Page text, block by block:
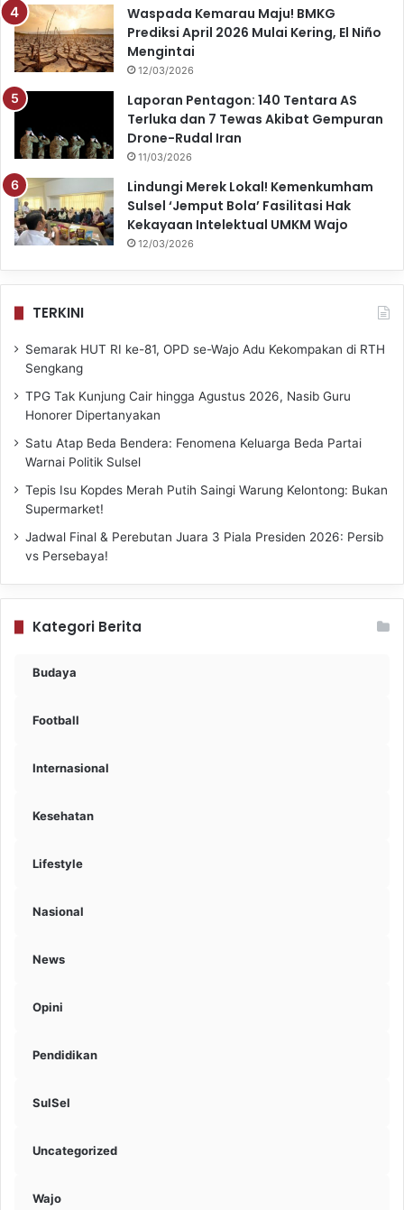
Waspada Kemarau Maju! BMKG
Prediksi April 2026 Mulai Kering, El Niño
Mengintai
12/03/2026
Laporan Pentagon: 140 Tentara AS
Terluka dan 7 Tewas Akibat Gempuran
Drone-Rudal Iran
11/03/2026
Lindungi Merek Lokal! Kemenkumham
Sulsel ‘Jemput Bola’ Fasilitasi Hak
Kekayaan Intelektual UMKM Wajo
12/03/2026
TERKINI
Semarak HUT RI ke-81, OPD se-Wajo Adu Kekompakan di RTH
Sengkang
TPG Tak Kunjung Cair hingga Agustus 2026, Nasib Guru
Honorer Dipertanyakan
Satu Atap Beda Bendera: Fenomena Keluarga Beda Partai
Warnai Politik Sulsel
Tepis Isu Kopdes Merah Putih Saingi Warung Kelontong: Bukan
Supermarket!
Jadwal Final & Perebutan Juara 3 Piala Presiden 2026: Persib
vs Persebaya!
Kategori Berita
Budaya
Football
Internasional
Kesehatan
Lifestyle
Nasional
News
Opini
Pendidikan
SulSel
Uncategorized
Wajo